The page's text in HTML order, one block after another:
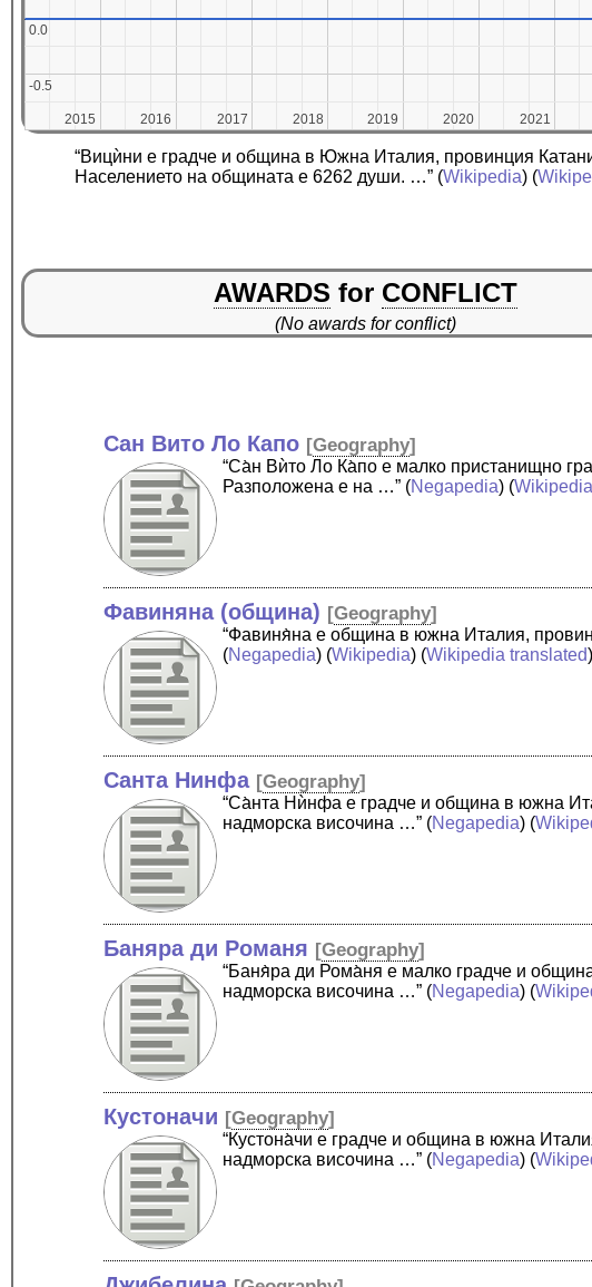
2015
2015 2016
2016 2017
2017 2018
2018 2019
2019 2020
2020 2021
2021
-0.5
-0.5
0.0
0.0
“Вицѝни е градче и община в Южна Италия, провинция
Населението на общината е 6262 души. …” (Wikipedia) (
AWARDS for CONFLICT
(No awards for conflict)
Сан Вито Ло Капо [Geography]
“Са̀н Вѝто Ло Ка̀по е малко пристанищно
Разположена е на …” (Negapedia) (
Фавиняна (община) [Geography]
“Фавиня̀на е община в южна Италия,
(Negapedia) (Wikipedia) (Wikipedia translated)
Санта Нинфа [Geography]
“Са̀нта Нѝнфа е градче и община в южна
надморска височина …” (Negapedia) (
Баняра ди Романя [Geography]
“Баня̀ра ди Рома̀ня е малко градче и
надморска височина …” (Negapedia) (
Кустоначи [Geography]
“Кустона̀чи е градче и община в южна
надморска височина …” (Negapedia) (